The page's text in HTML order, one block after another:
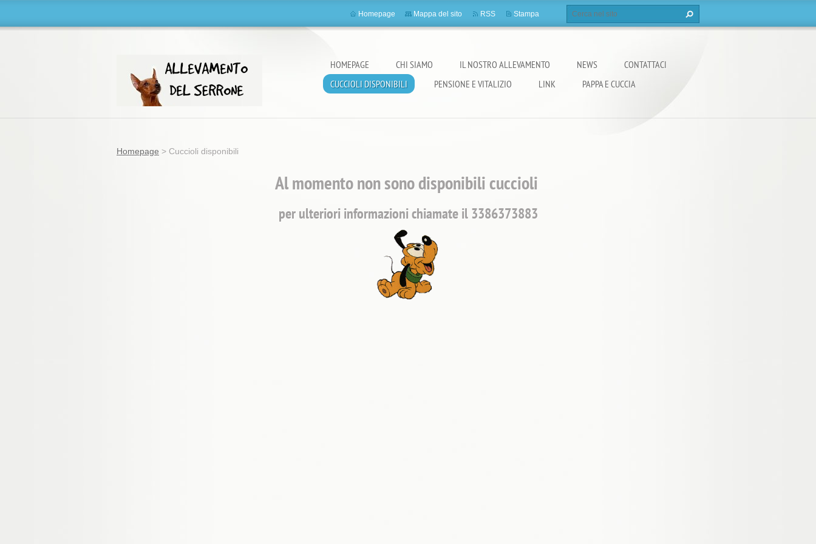
Allevamento Zwergpinscher-Chihuahua a pelo
HOMEPAGE CHI SIAMO IL NOSTRO ALLEVAMENTO NEWS
CONTATTACI
CUCCIOLI DISPONIBILI
PENSIONE E VITALIZIO LINK PAPPA E CUCCIA
Homepage Mappa del sito RSS Stampa
Homepage > Cuccioli disponibili
Al momento non sono disponibili cuccioli
per ulteriori informazioni chiamate il 3386373883